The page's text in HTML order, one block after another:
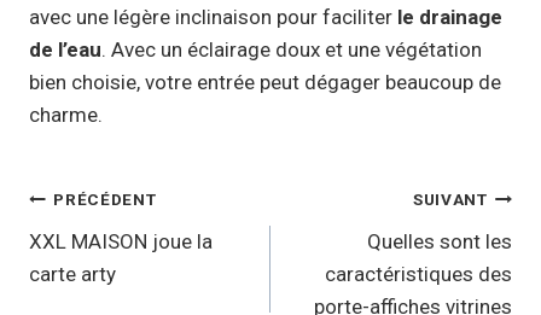
avec une légère inclinaison pour faciliter le drainage
de l’eau. Avec un éclairage doux et une végétation
bien choisie, votre entrée peut dégager beaucoup de
charme.
Navigation
de
l’article
PRÉCÉDENT
XXL MAISON joue la
carte arty
SUIVANT
Quelles sont les
caractéristiques des
porte-affiches vitrines